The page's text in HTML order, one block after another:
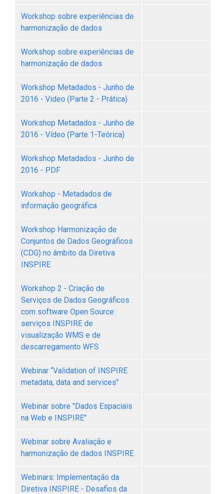
Workshop sobre experiências de
harmonização de dados
Workshop sobre experiências de
harmonização de dados
Workshop Metadados - Junho de
2016 - Video (Parte 2 - Prática)
Workshop Metadados - Junho de
2016 - Vídeo (Parte 1-Teórica)
Workshop Metadados - Junho de
2016 - PDF
Workshop - Metadados de
informação geográfica
Workshop Harmonização de
Conjuntos de Dados Geográficos
(CDG) no âmbito da Diretiva
INSPIRE
Workshop 2 - Criação de
Serviços de Dados Geográficos
com software Open Source:
serviços INSPIRE de
visualização WMS e de
descarregamento WFS
Webinar “Validation of INSPIRE
metadata, data and services"
Webinar sobre "Dados Espaciais
na Web e INSPIRE"
Webinar sobre Avaliação e
harmonização de dados INSPIRE
Webinars: Implementação da
Diretiva INSPIRE - Desafios da